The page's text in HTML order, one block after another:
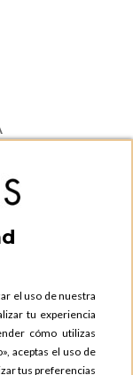
el uso de nuestra
tu experiencia
cómo utilizas
aceptas el uso de
tus preferencias